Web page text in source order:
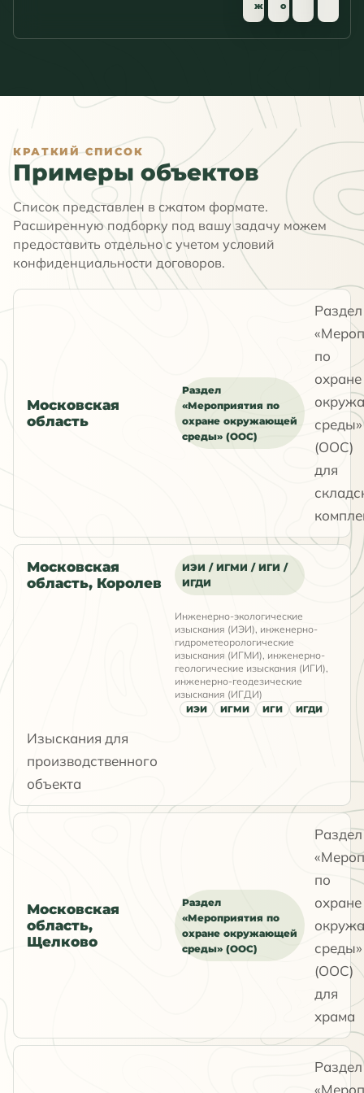
ж
o
КРАТКИЙ СПИСОК
Примеры объектов
Список представлен в сжатом формате.
Расширенную подборку под вашу задачу можем
предоставить отдельно с учетом условий
конфиденциальности договоров.
Московская
область
Раздел
«Мероприятия по
охране окружающей
среды» (ООС)
Раздел
по
охране
среды»
(ООС)
для
Московская
область, Королев
ИЭИ / ИГМИ / ИГИ /
ИГДИ
Инженерно-экологические
изыскания (ИЭИ), инженерно-
гидрометеорологические
изыскания (ИГМИ), инженерно-
геологические изыскания (ИГИ),
инженерно-геодезические
изыскания (ИГДИ)
ИЭИ ИГМИ ИГИ ИГДИ
Изыскания для
производственного
объекта
Московская
область,
Щелково
Раздел
«Мероприятия по
охране окружающей
среды» (ООС)
Раздел
по
охране
среды»
(ООС)
для
храма
Раздел